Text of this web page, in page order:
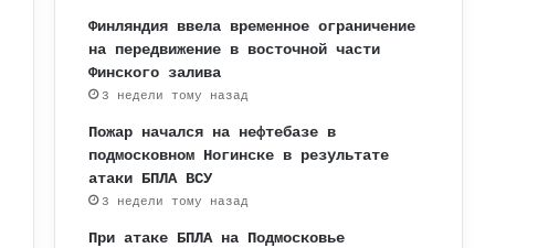
Финляндия ввела временное ограничение
на передвижение в восточной части
Финского залива
3 недели тому назад
Пожар начался на нефтебазе в
подмосковном Ногинске в результате
атаки БПЛА ВСУ
3 недели тому назад
При атаке БПЛА на Подмосковье